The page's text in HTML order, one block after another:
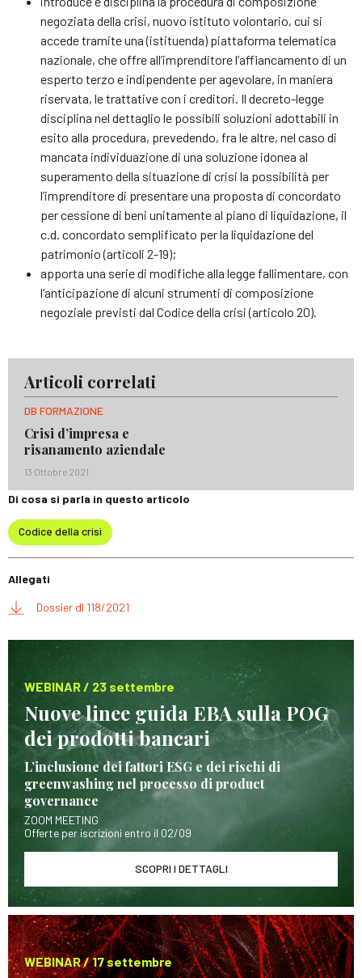
negoziata della crisi, nuovo istituto volontario, cui si
accede tramite una (istituenda) piattaforma telematica
nazionale, che offre all’imprenditore l’affiancamento di un
esperto terzo e indipendente per agevolare, in maniera
riservata, le trattative con i creditori. Il decreto-legge
disciplina nel dettaglio le possibili soluzioni adottabili in
esito alla procedura, prevedendo, fra le altre, nel caso di
mancata individuazione di una soluzione idonea al
superamento della situazione di crisi la possibilità per
l’imprenditore di presentare una proposta di concordato
per cessione di beni unitamente al piano di liquidazione, il
c.d. concordato semplificato per la liquidazione del
patrimonio (articoli 2-19);
apporta una serie di modifiche alla legge fallimentare, con
l’anticipazione di alcuni strumenti di composizione
negoziale previsti dal Codice della crisi (articolo 20).
Articoli correlati
DB FORMAZIONE
Crisi d’impresa e
risanamento aziendale
13 Ottobre 2021
Di cosa si parla in questo articolo
Codice della crisi
Allegati
Dossier dl 118/2021
WEBINAR / 23 settembre
Nuove linee guida EBA sulla POG
dei prodotti bancari
L’inclusione dei fattori ESG e dei rischi di
greenwashing nel processo di product
governance
ZOOM MEETING
Offerte per iscrizioni entro il 02/09
SCOPRI I DETTAGLI
WEBINAR / 17 settembre